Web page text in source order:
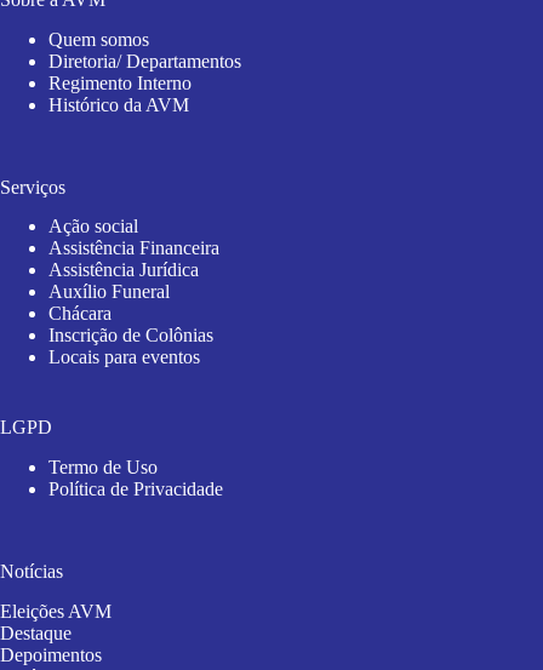
Quem somos
Diretoria/ Departamentos
Regimento Interno
Histórico da AVM
Serviços
Ação social
Assistência Financeira
Assistência Jurídica
Auxílio Funeral
Chácara
Inscrição de Colônias
Locais para eventos
LGPD
Termo de Uso
Política de Privacidade
Notícias
Eleições AVM
Destaque
Depoimentos